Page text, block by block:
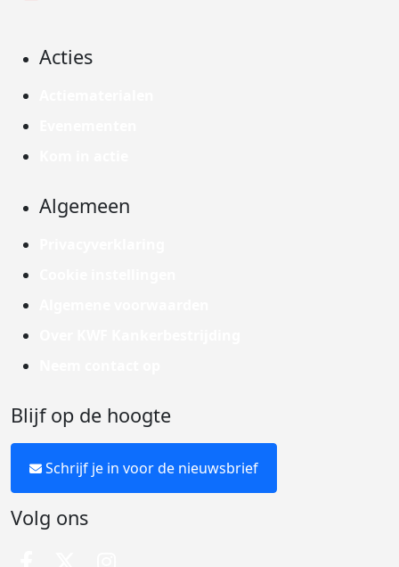
Acties
Algemeen
Blijf op de hoogte
Schrijf je in voor de nieuwsbrief
Volg ons